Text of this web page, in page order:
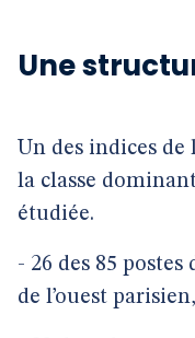
Une
Un des indices
la classe
étudiée.
- 26 des 85
de l’ouest